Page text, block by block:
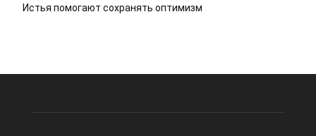
Истья помогают сохранять оптимизм